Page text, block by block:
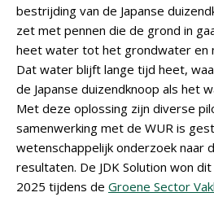
bestrijding van de Japanse
zet met pennen die de grond in
heet water tot het grondwater en
Dat water blijft lange tijd heet,
de Japanse duizendknoop als het
Met deze oplossing zijn diverse
samenwerking met de WUR is
wetenschappelijk onderzoek naar
resultaten. De JDK Solution won
2025 tijdens de Groene Sector